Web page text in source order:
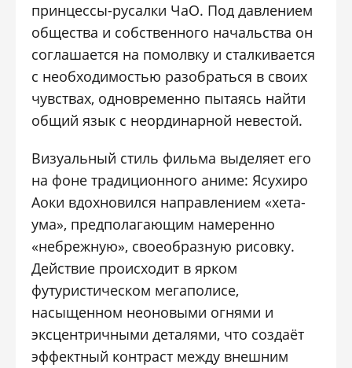
принцессы-русалки ЧаО. Под давлением
общества и собственного начальства он
соглашается на помолвку и сталкивается
с необходимостью разобраться в своих
чувствах, одновременно пытаясь найти
общий язык с неординарной невестой.
Визуальный стиль фильма выделяет его
на фоне традиционного аниме: Ясухиро
Аоки вдохновился направлением «хета-
ума», предполагающим намеренно
«небрежную», своеобразную рисовку.
Действие происходит в ярком
футуристическом мегаполисе,
насыщенном неоновыми огнями и
эксцентричными деталями, что создаёт
эффектный контраст между внешним